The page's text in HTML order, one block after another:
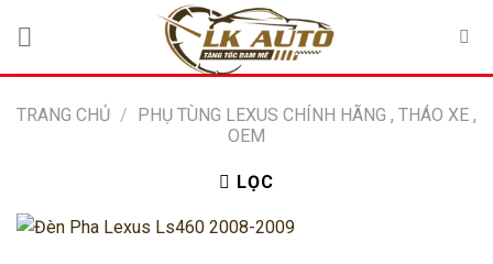
qua
TRANG CHỦ / PHỤ TÙNG LEXUS CHÍNH HÃNG , THÁO XE ,
OEM
LỌC